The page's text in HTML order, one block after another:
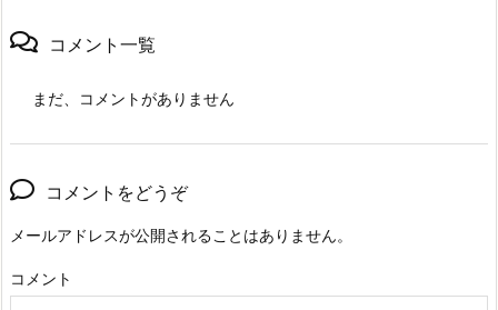
コメント一覧
まだ、コメントがありません
コメントをどうぞ
メールアドレスが公開されることはありません。
コメント